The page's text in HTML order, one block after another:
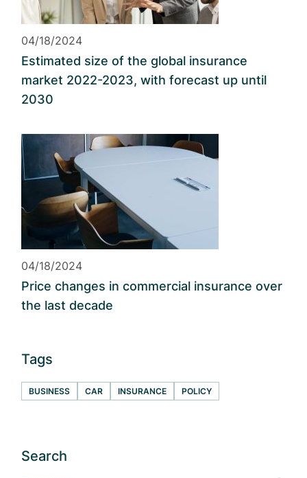
04/18/2024
Estimated size of the global insurance
market 2022-2023, with forecast up until
2030
04/18/2024
Price changes in commercial insurance over
the last decade
Tags
BUSINESS CAR INSURANCE POLICY
Search